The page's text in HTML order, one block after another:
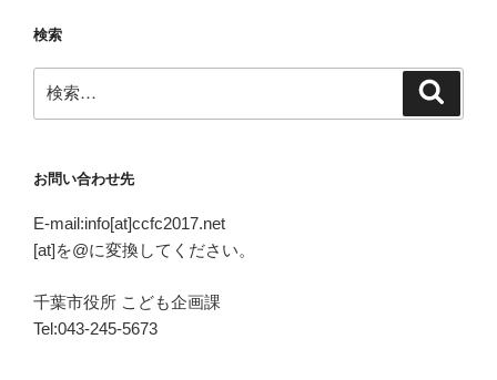
検索
索:
お問い合わせ先
E-mail:info[at]ccfc2017.net
[at]を@に変換してください。
千葉市役所 こども企画課
Tel:043-245-5673